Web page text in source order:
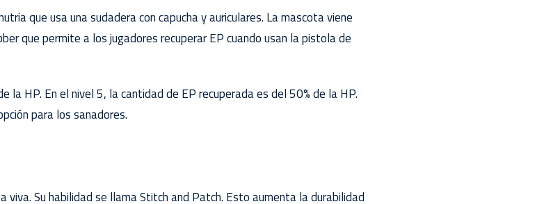
que usa una sudadera con capucha y auriculares. La mascota viene
que permite a los jugadores recuperar EP cuando usan la pistola de
la HP. En el nivel 5, la cantidad de EP recuperada es del 50% de la HP.
para los sanadores.
viva. Su habilidad se llama Stitch and Patch. Esto aumenta la durabilidad